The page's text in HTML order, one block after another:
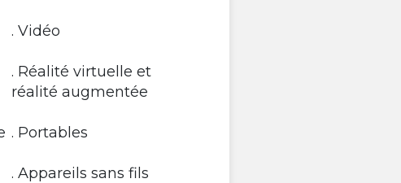
. Vidéo
. Réalité virtuelle et
réalité augmentée
. Portables
. Appareils sans fils